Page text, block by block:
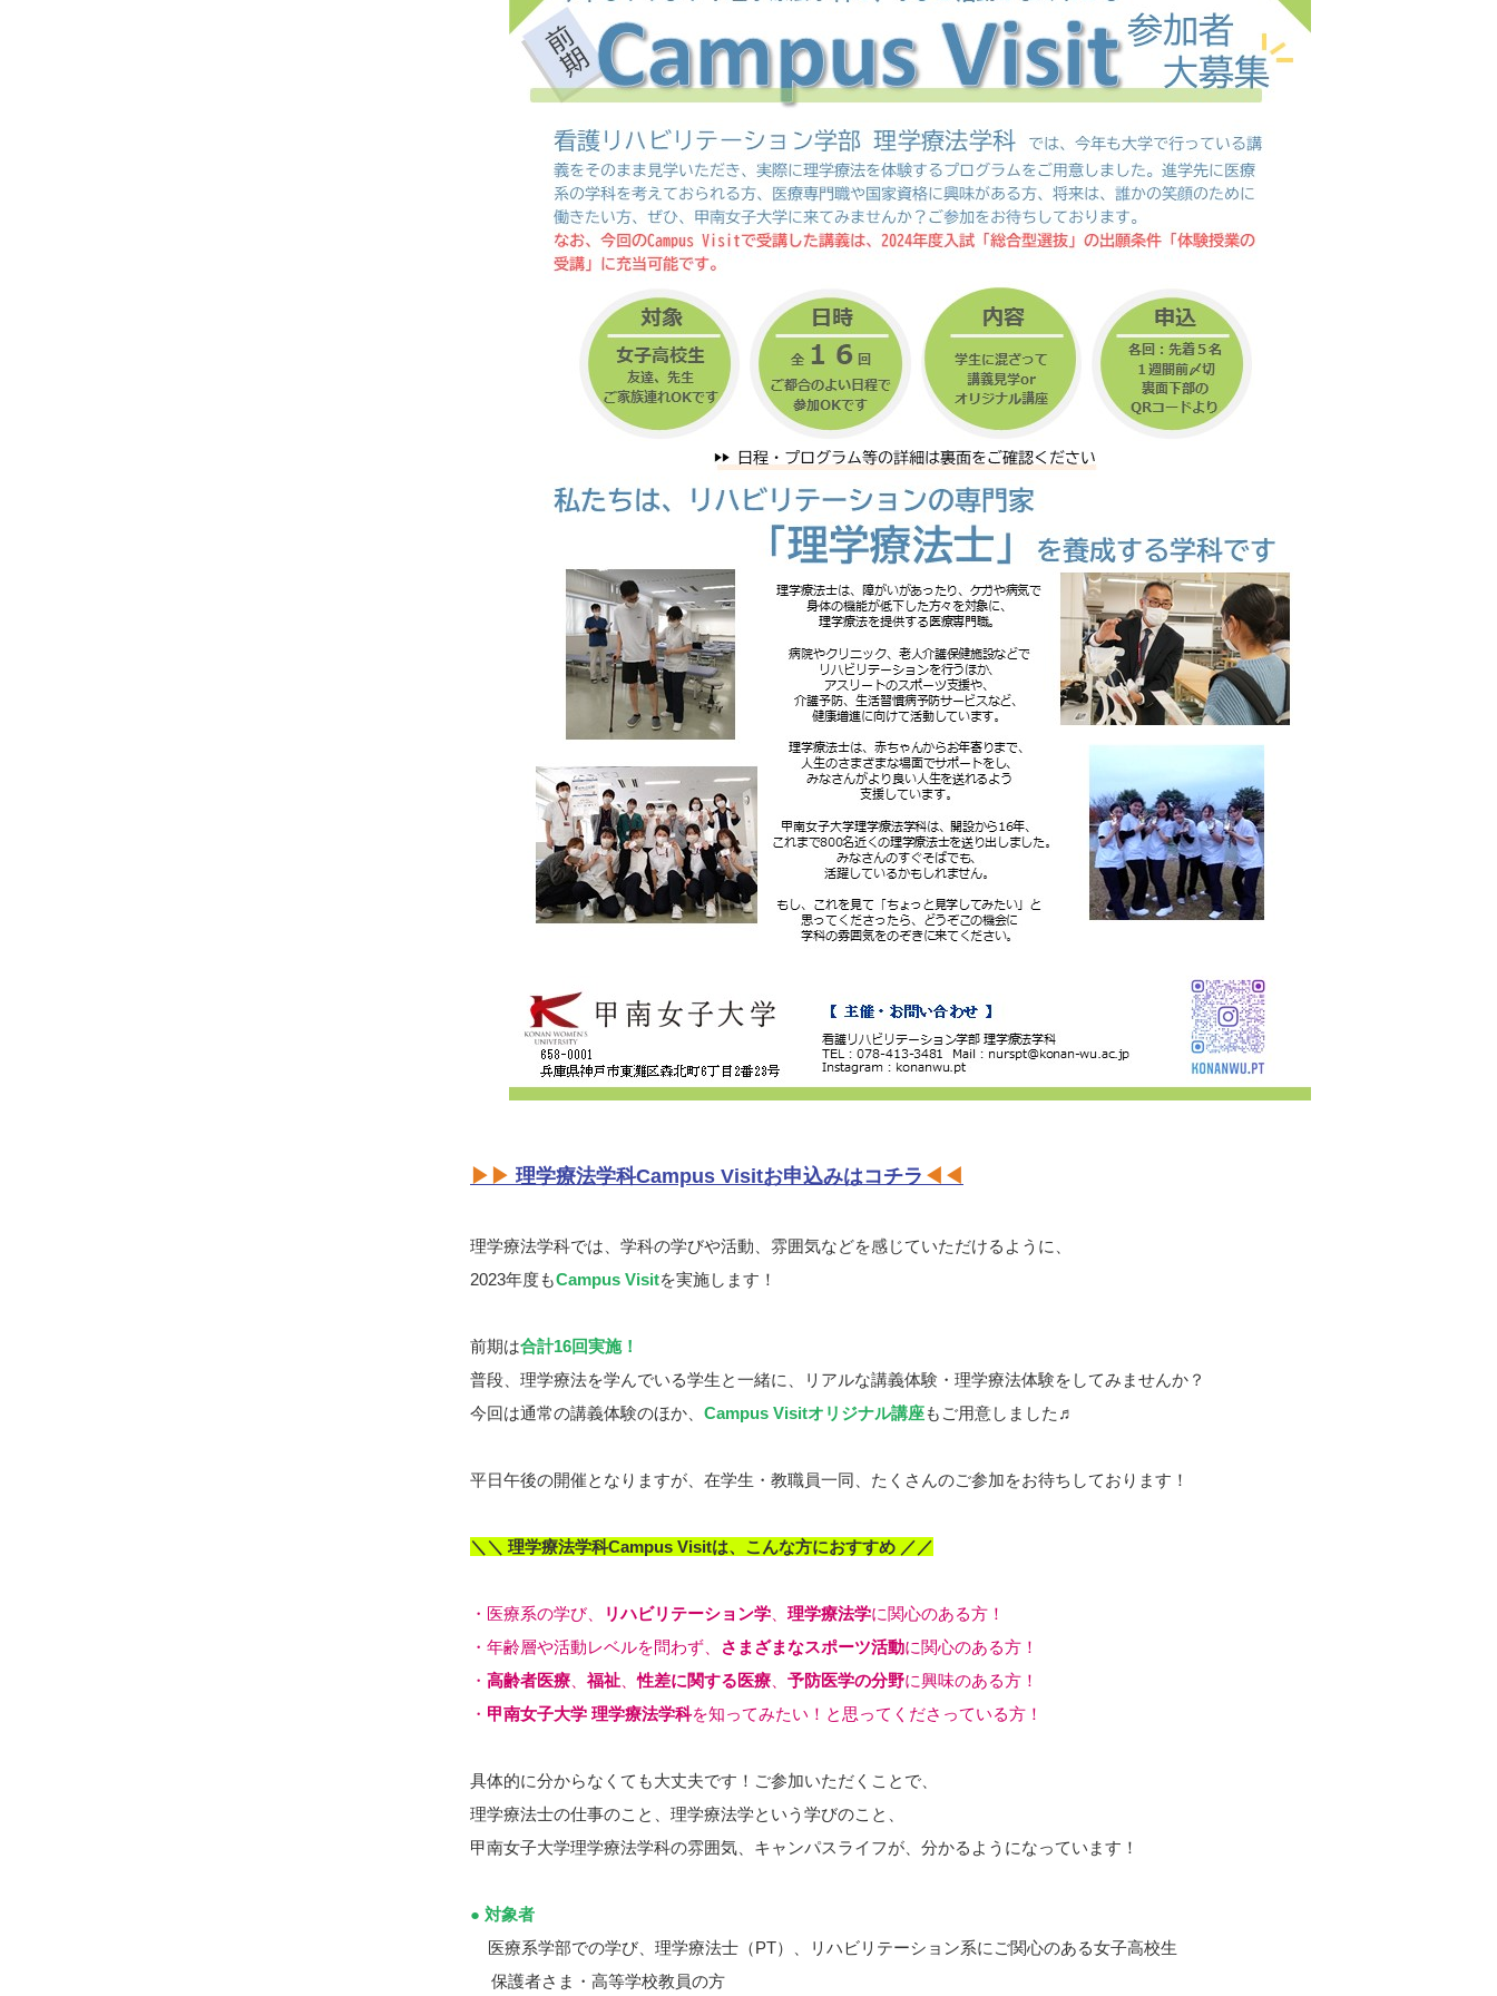
▶▶ 理学療法学科Campus Visitお申込みはコチラ ◀◀
理学療法学科では、学科の学びや活動、雰囲気などを感じていただけるように、
2023年度もCampus Visitを実施します！
前期は合計16回実施！
普段、理学療法を学んでいる学生と一緒に、リアルな講義体験・理学療法体験をしてみませんか？
今回は通常の講義体験のほか、 Campus Visitオリジナル講座もご用意しました♬
平日午後の開催となりますが、在学生・教職員一同、たくさんのご参加をお待ちしております！
＼＼ 理学療法学科Campus Visitは、こんな方におすすめ ／／
・医療系の学び、 リハビリテーション学 理学療法学に関心のある方！
・年齢層や活動レベルを問わず、
さまざまなスポーツ活動に関心のある方！
・ 高齢者医療 福祉 、性差に関する医療 予防医学の分野に興味のある方！
・ 甲南女子大学 理学療法学科を知ってみたい！と思ってくださっている方！
具体的に分からなくても大丈夫です！ご参加いただくことで、
理学療法士の仕事のこと、理学療法学という学びのこと、
甲南女子大学理学療法学科の雰囲気、キャンパスライフが、分かるようになっています！
● 対象者
医療系学部での学び、理学療法士（PT）、リハビリテーション系にご関心のある女子高校生
保護者さま・高等学校教員の方